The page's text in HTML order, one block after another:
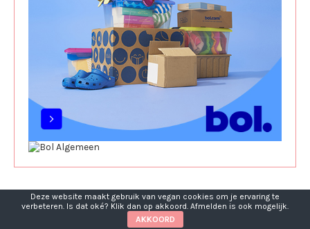
Deze website maakt gebruik van vegan cookies om je ervaring te
verbeteren. Is dat oké? Klik dan op akkoord. Afmelden is ook mogelijk.
AKKOORD